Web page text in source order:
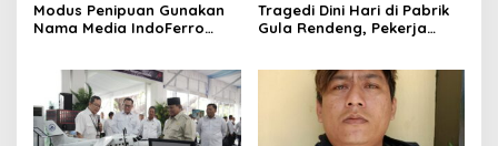
Modus Penipuan Gunakan
Nama Media IndoFerro
Tragedi Dini Hari di Pabrik
Gula Rendeng, Pekerja